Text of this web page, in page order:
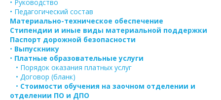
• Руководство
• Педагогический состав
Материально-техническое обеспечение
Стипендии и иные виды материальной поддержки
Паспорт дорожной безопасности
• Выпускнику
• Платные образовательные услуги
• Порядок оказания платных услуг
• Договор (бланк)
• Стоимости обучения на заочном отделении и
отделении ПО и ДПО